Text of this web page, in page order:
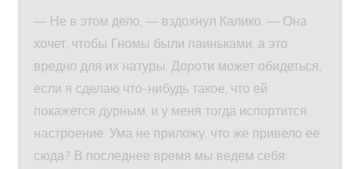
— Не в этом дело, — вздохнул Калико. — Она
хочет, чтобы Гномы были паиньками, а это
вредно для их натуры. Дороти может обидеться,
если я сделаю что-нибудь такое, что ей
покажется дурным, и у меня тогда испортится
настроение. Ума не приложу, что же привело ее
сюда? В последнее время мы ведем себя